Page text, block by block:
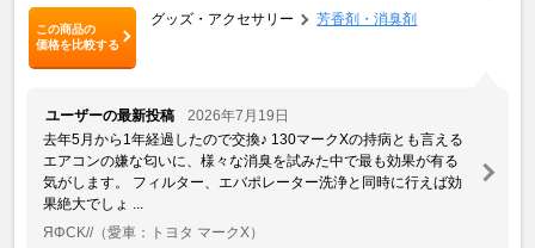
この商品の
価格を比較する
グッズ・アクセサリー 芳香剤・消臭剤
ユーザーの最新投稿
2026年7月19日
去年5月から1年経過したので交換♪ 130マークXの持病とも言える
エアコンの嫌な匂いに、様々な消臭を試みた中で最も効果が有る
気がします。 フィルター、エバポレーター洗浄と同時に行えば効
果絶大でしょ ...
ЯΦCK//（愛車：トヨタ マークX）